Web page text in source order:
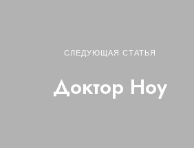
СЛЕДУЮЩАЯ СТАТЬЯ
Доктор Ноу